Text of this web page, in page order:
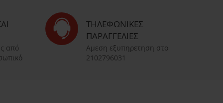
από
ΤΗΛΕΦΩΝΙΚΈΣ
ΠΑΡΑΓΓΕΛΊΕΣ
Αμεση εξυπηρετηση στο
2102796031